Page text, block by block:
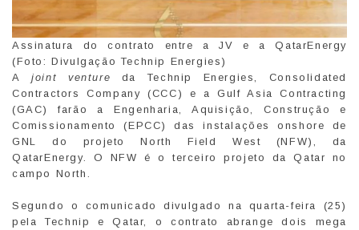
Assinatura do contrato entre a JV e a QatarEnergy
(Foto: Divulgação Technip Energies)
Ajoint venture da Technip Energies, Consolidated
Contractors Company (CCC) e a Gulf Asia Contracting
(GAC) farão a Engenharia, Aquisição, Construção e
Comissionamento (EPCC) das instalações onshore de
GNL do projeto North Field West (NFW), da
QatarEnergy. O NFW é o terceiro projeto da Qatar no
campo North.
Segundo o comunicado divulgado na quarta-feira (25)
pela Technip e Qatar, o contrato abrange dois mega